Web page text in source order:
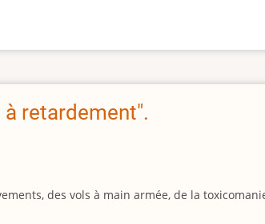
à retardement".
des vols à main armée, de la